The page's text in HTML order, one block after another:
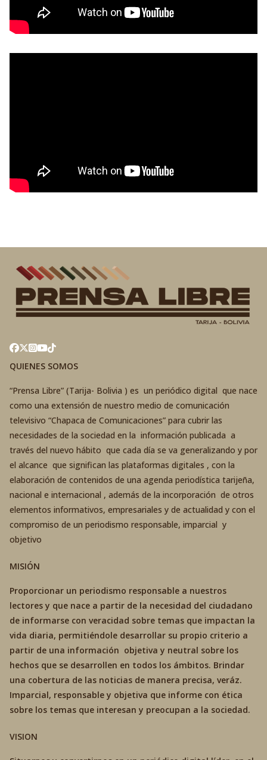
QUIENES SOMOS
“Prensa Libre” (Tarija- Bolivia ) es un periódico digital que nace
como una extensión de nuestro medio de comunicación
televisivo “Chapaca de Comunicaciones” para cubrir las
necesidades de la sociedad en la información publicada a
través del nuevo hábito que cada día se va generalizando y por
el alcance que significan las plataformas digitales , con la
elaboración de contenidos de una agenda periodística tarijeña,
nacional e internacional , además de la incorporación de otros
elementos informativos, empresariales y de actualidad y con el
compromiso de un periodismo responsable, imparcial y
objetivo
MISIÓN
Proporcionar un periodismo responsable a nuestros
lectores y que nace a partir de la necesidad del ciudadano
de informarse con veracidad sobre temas que impactan la
vida diaria, permitiéndole desarrollar su propio criterio a
partir de una información objetiva y neutral sobre los
hechos que se desarrollen en todos los ámbitos. Brindar
una cobertura de las noticias de manera precisa, veráz.
Imparcial, responsable y objetiva que informe con ética
sobre los temas que interesan y preocupan a la sociedad.
VISION